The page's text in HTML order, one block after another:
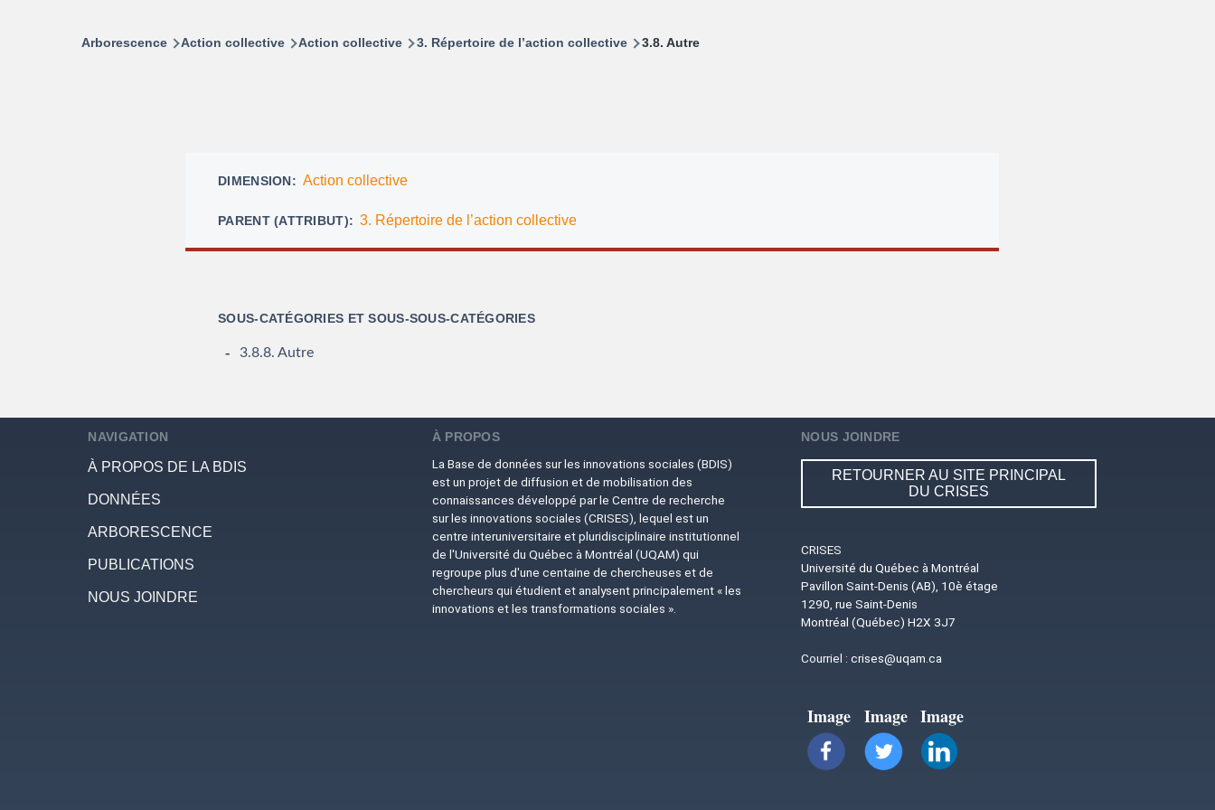
Arborescence Action collective Action collective 3. Répertoire de l’action collective 3.8. Autre
DIMENSION Action collective
PARENT (ATTRIBUT) 3. Répertoire de l’action collective
SOUS-CATÉGORIES ET SOUS-SOUS-CATÉGORIES
3.8.8. Autre
NAVIGATION
À PROPOS DE LA BDIS
DONNÉES
ARBORESCENCE
PUBLICATIONS
NOUS JOINDRE
À PROPOS
La Base de données sur les innovations sociales (BDIS)
est un projet de diffusion et de mobilisation des
connaissances développé par le Centre de recherche
sur les innovations sociales (CRISES), lequel est un
centre interuniversitaire et pluridisciplinaire institutionnel
de l'Université du Québec à Montréal (UQAM) qui
regroupe plus d'une centaine de chercheuses et de
chercheurs qui étudient et analysent principalement « les
innovations et les transformations sociales ».
NOUS JOINDRE
RETOURNER AU SITE PRINCIPAL
DU CRISES
CRISES
Université du Québec à Montréal
Pavillon Saint-Denis (AB), 10è étage
1290, rue Saint-Denis
Montréal (Québec) H2X 3J7
Courriel :crises@uqam.ca
Image Image Image